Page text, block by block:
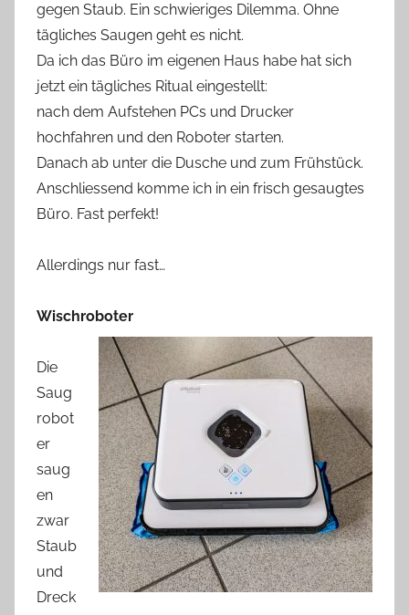
gegen Staub. Ein schwieriges Dilemma. Ohne
tägliches Saugen geht es nicht.
Da ich das Büro im eigenen Haus habe hat sich
jetzt ein tägliches Ritual eingestellt:
nach dem Aufstehen PCs und Drucker
hochfahren und den Roboter starten.
Danach ab unter die Dusche und zum Frühstück.
Anschliessend komme ich in ein frisch gesaugtes
Büro. Fast perfekt!
Allerdings nur fast…
Wischroboter
Die
Saug
robot
er
saug
en
zwar
Staub
und
Dreck